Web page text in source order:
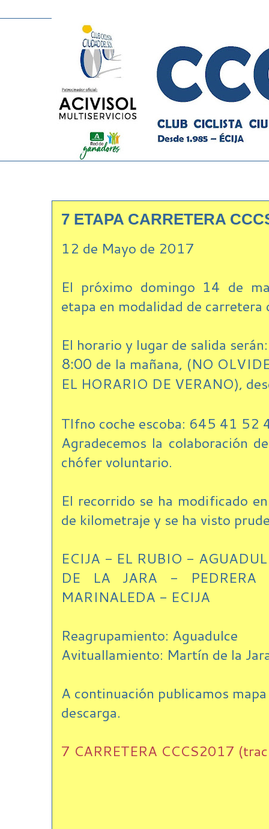
7 ETAPA CARRETERA
12 de Mayo de 2017
El próximo domingo 14 de
etapa en modalidad de
El horario y lugar de salida serán:
8:00 de la mañana, (NO
EL HORARIO DE VERANO),
Tlfno coche escoba: 645 41 52
Agradecemos la colaboración
chófer voluntario.
El recorrido se ha modificado
de kilometraje y se ha visto
ECIJA - EL RUBIO -
DE LA JARA -
MARINALEDA - ECIJA
Reagrupamiento: Aguadulce
Avituallamiento: Martín de la
A continuación publicamos
descarga.
7 CARRETERA CCCS2017